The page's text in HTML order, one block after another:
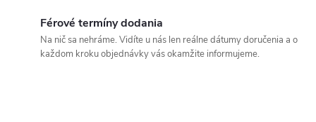
Férové termíny dodania
Na nič sa nehráme. Vidíte u nás len reálne dátumy doručenia a o
každom kroku objednávky vás okamžite informujeme.